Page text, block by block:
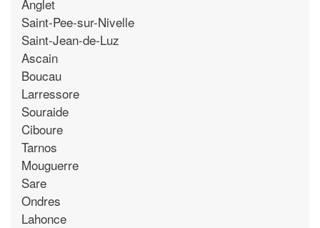
Anglet
Saint-Pee-sur-Nivelle
Saint-Jean-de-Luz
Ascain
Boucau
Larressore
Souraide
Ciboure
Tarnos
Mouguerre
Sare
Ondres
Lahonce